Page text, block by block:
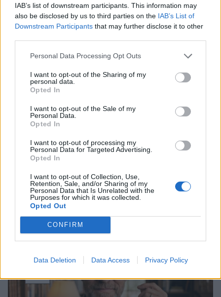
IAB’s list of downstream participants. This information may
also be disclosed by us to third parties on the IAB’s List of
Downstream Participants that may further disclose it to other
Personal Data Processing Opt Outs
I want to opt-out of the Sharing of my
personal data.
Opted In
I want to opt-out of the Sale of my
Personal Data.
Opted In
I want to opt-out of processing my
Personal Data for Targeted Advertising.
Opted In
I want to opt-out of Collection, Use,
Retention, Sale, and/or Sharing of my
Personal Data that Is Unrelated with the
Purposes for which it was collected.
Opted Out
CONFIRM
Data Deletion Data Access Privacy Policy
Staran luetuimmat
1